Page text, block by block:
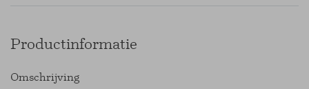
Productinformatie
Omschrijving